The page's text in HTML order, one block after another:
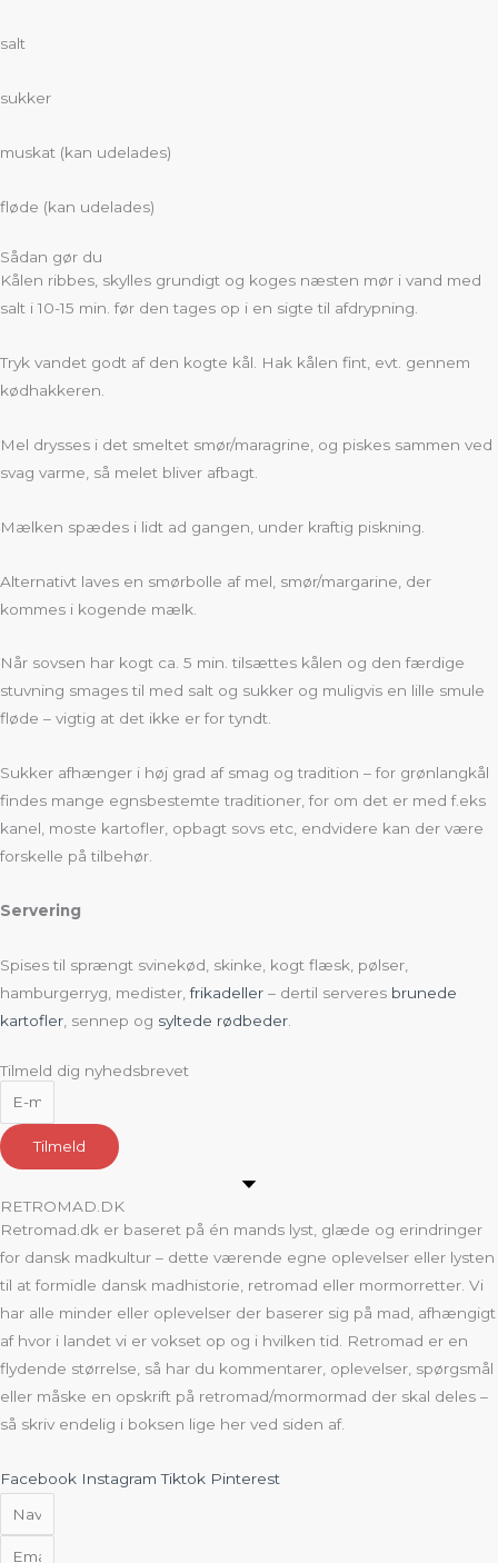
salt
sukker
muskat (kan udelades)
fløde (kan udelades)
Sådan gør du
Kålen ribbes, skylles grundigt og koges næsten mør i vand med
salt i 10-15 min. før den tages op i en sigte til afdrypning.
Tryk vandet godt af den kogte kål. Hak kålen fint, evt. gennem
kødhakkeren.
Mel drysses i det smeltet smør/maragrine, og piskes sammen ved
svag varme, så melet bliver afbagt.
Mælken spædes i lidt ad gangen, under kraftig piskning.
Alternativt laves en smørbolle af mel, smør/margarine, der
kommes i kogende mælk.
Når sovsen har kogt ca. 5 min. tilsættes kålen og den færdige
stuvning smages til med salt og sukker og muligvis en lille smule
fløde – vigtig at det ikke er for tyndt.
Sukker afhænger i høj grad af smag og tradition – for grønlangkål
findes mange egnsbestemte traditioner, for om det er med f.eks
kanel, moste kartofler, opbagt sovs etc, endvidere kan der være
forskelle på tilbehør.
Servering
Spises til sprængt svinekød, skinke, kogt flæsk, pølser,
hamburgerryg, medister,frikadeller – dertil serveres brunede
kartofler, sennep og syltede rødbeder.
Tilmeld dig nyhedsbrevet
Tilmeld
RETROMAD.DK
Retromad.dk er baseret på én mands lyst, glæde og erindringer
for dansk madkultur – dette værende egne oplevelser eller lysten
til at formidle dansk madhistorie, retromad eller mormorretter. Vi
har alle minder eller oplevelser der baserer sig på mad, afhængigt
af hvor i landet vi er vokset op og i hvilken tid. Retromad er en
flydende størrelse, så har du kommentarer, oplevelser, spørgsmål
eller måske en opskrift på retromad/mormormad der skal deles –
så skriv endelig i boksen lige her ved siden af.
Facebook Instagram Tiktok Pinterest